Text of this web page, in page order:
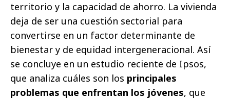
territorio y la capacidad de ahorro. La vivienda
deja de ser una cuestión sectorial para
convertirse en un factor determinante de
bienestar y de equidad intergeneracional. Así
se concluye en un estudio reciente de Ipsos,
que analiza cuáles son los principales
problemas que enfrentan los jóvenes, que